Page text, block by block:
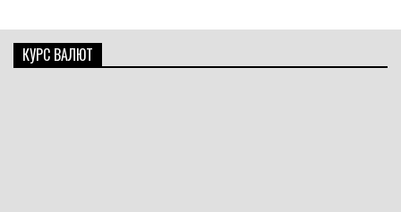
КУРС ВАЛЮТ